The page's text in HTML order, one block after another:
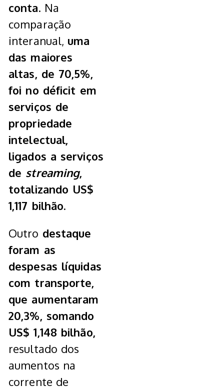
conta. Na
comparação
interanual, uma
das maiores
altas, de 70,5%,
foi no déficit em
serviços de
propriedade
intelectual,
ligados a serviços
de streaming,
totalizando US$
1,117 bilhão.
Outro destaque
foram as
despesas líquidas
com transporte,
que aumentaram
20,3%, somando
US$ 1,148 bilhão,
resultado dos
aumentos na
corrente de